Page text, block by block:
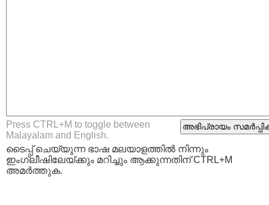
Press CTRL+M to toggle between
Malayalam and English.
ടൈപ്പ്‌ ചെയ്യുന്ന ഭാഷ മലയാളത്തില്‍ നിന്നും
ഇംഗ്ലീഷിലേയ്ക്കും മറിച്ചും ആക്കുന്നതിന് CTRL+M
അമര്‍ത്തുക.